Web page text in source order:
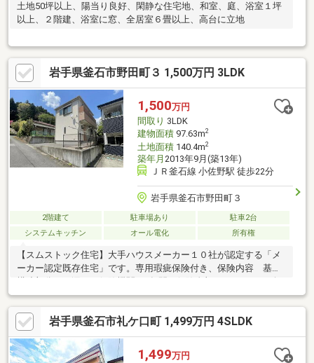
土地50坪以上、陽当り良好、閑静な住宅地、和室、庭、浴室１坪
以上、２階建、浴室に窓、全居室６畳以上、高台に立地
岩手県釜石市野田町３ 1,500万円 3LDK
1,500万円
間取り 3LDK
建物面積97.63m2
土地面積140.4m2
築年月 2013年9月(築13年)
ＪＲ釜石線 小佐野駅 徒歩22分
岩手県釜石市野田町３
2階建て 駐車場あり
駐車2台
システムキッチン
オール電化 所有権
【スムストック住宅】大手ハウスメーカー１０社が認定する「メ
ーカー認定既存住宅」です。専用瑕疵保険付き、保険内容 基本
排水管路特約あり東北ミサワホーム株式会社施工物件！築12年の
物件です！スーパーやコンビニ、ドラッグストアが徒歩10分圏内
となっております。車種によっては駐車に難がある場合がござい
ます。現地にてご確認いただければ幸いです。
岩手県釜石市礼ケ口町 1,499万円 4SLDK
1,499万円